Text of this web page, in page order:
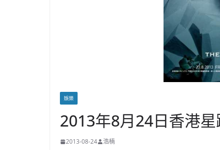
娛樂
2013年8月24日香港
2013-08-24 浩楠